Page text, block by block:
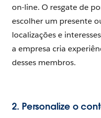
on-line. O resgate de
escolher um presente
localizações e
a empresa cria
desses membros.
2. Personalize o